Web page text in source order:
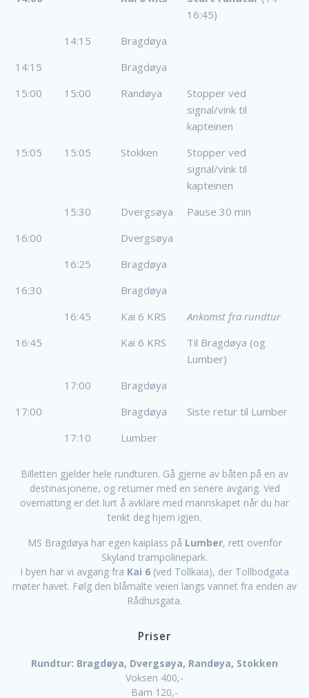
16:45)
14:15
Bragdøya
14:15
Bragdøya
15:00
15:00 Randøya
Stopper ved
signal/vink til
kapteinen
15:05
15:05 Stokken
Stopper ved
signal/vink til
kapteinen
15:30
Dvergsøya
Pause 30 min
16:00
Dvergsøya
16:25
Bragdøya
16:30
Bragdøya
16:45
Kai 6 KRS
Ankomst fra rundtur
16:45
Kai 6 KRS
Til Bragdøya (og
Lumber)
17:00
Bragdøya
17:00
Bragdøya
Siste retur til Lumber
17:10
Lumber
Billetten gjelder hele rundturen. Gå gjerne av båten på en av
destinasjonene, og returner med en senere avgang. Ved
overnatting er det lurt å avklare med mannskapet når du har
tenkt deg hjem igjen.
MS Bragdøya har egen kaiplass på Lumber, rett ovenfor
Skyland trampolinepark.
I byen har vi avgang fra Kai 6 (ved Tollkaia), der Tollbodgata
møter havet. Følg den blåmalte veien langs vannet fra enden av
Rådhusgata.
Priser
Rundtur: Bragdøya, Dvergsøya, Randøya, Stokken
Voksen 400,-
Barn 120,-